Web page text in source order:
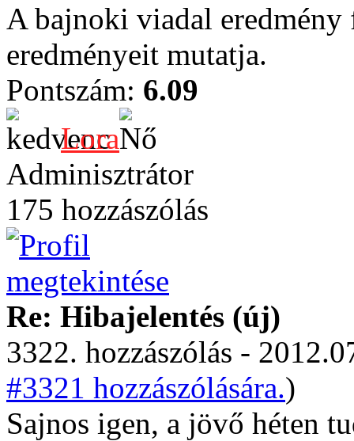
A bajnoki viadal
eredményeit mutatja.
Pontszám: 6.09
Lora
Adminisztrátor
175 hozzászólás
Re: Hibajelentés (új)
3322. hozzászólás -
#3321 hozzászólására.)
Sajnos igen, a jövő héten